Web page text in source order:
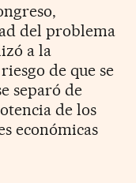
del problema
a la
de que se
separó de
de los
económicas